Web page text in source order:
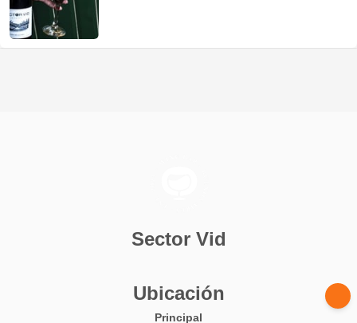
Sector Vid
Ubicación
Principal